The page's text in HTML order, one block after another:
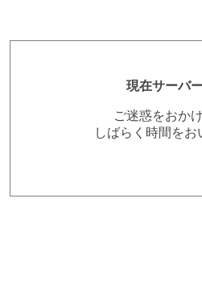
現在サーバ
ご迷惑をおか
しばらく時間を